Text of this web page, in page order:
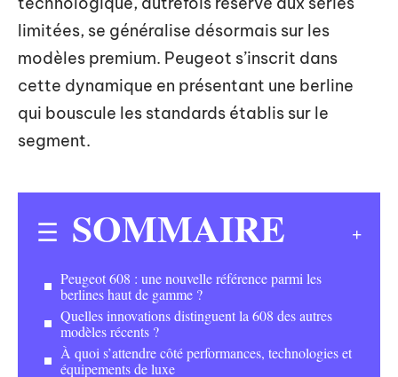
limitées, se généralise désormais sur les
modèles premium. Peugeot s’inscrit dans
cette dynamique en présentant une berline
qui bouscule les standards établis sur le
segment.
SOMMAIRE
Peugeot 608 : une nouvelle référence parmi les
berlines haut de gamme ?
Quelles innovations distinguent la 608 des autres
modèles récents ?
À quoi s’attendre côté performances, technologies et
équipements de luxe